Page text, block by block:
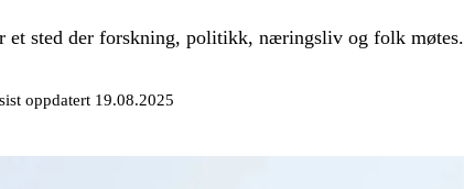
et sted der forskning, politikk, næringsliv og folk møtes.
oppdatert 19.08.2025